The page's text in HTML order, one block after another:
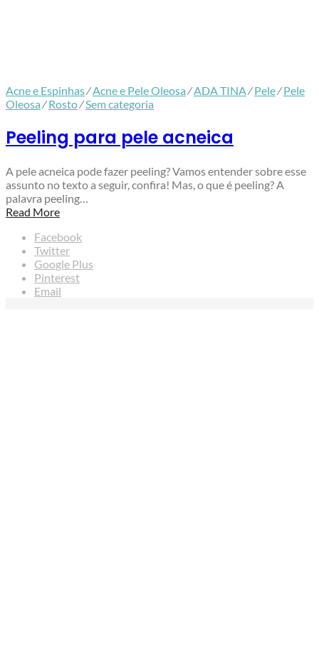
Acne e Espinhas⁄Acne e Pele Oleosa⁄ADA TINA⁄Pele⁄Pele
Oleosa⁄Rosto⁄Sem categoria
Peeling para pele acneica
A pele acneica pode fazer peeling? Vamos entender sobre esse
assunto no texto a seguir, confira! Mas, o que é peeling? A
palavra peeling…
Read More
Facebook
Twitter
Google Plus
Pinterest
Email